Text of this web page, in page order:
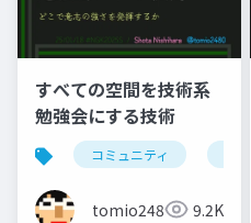
すべての空間を技術系
勉強会にする技術
コミュニティ
tomio2480 9.2K